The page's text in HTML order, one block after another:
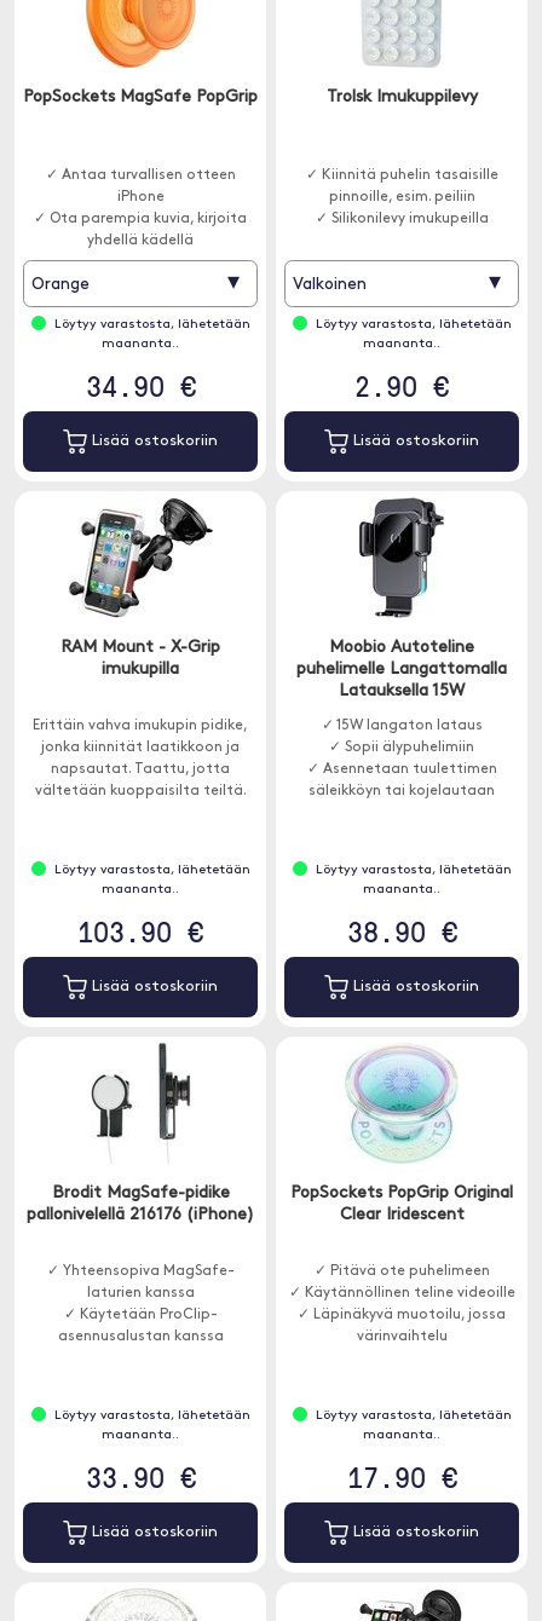
PopSockets MagSafe PopGrip
✓ Antaa turvallisen otteen
iPhone
✓ Ota parempia kuvia, kirjoita
yhdellä kädellä
Orange ▾
Löytyy varastosta, lähetetään
maananta..
34.90 €
Lisää ostoskoriin
Trolsk Imukuppilevy
✓ Kiinnitä puhelin tasaisille
pinnoille, esim. peiliin
✓ Silikonilevy imukupeilla
Valkoinen ▾
Löytyy varastosta, lähetetään
maananta..
2.90 €
Lisää ostoskoriin
RAM Mount - X-Grip
imukupilla
Erittäin vahva imukupin pidike,
jonka kiinnität laatikkoon ja
napsautat. Taattu, jotta
vältetään kuoppaisilta teiltä.
Löytyy varastosta, lähetetään
maananta..
103.90 €
Lisää ostoskoriin
Moobio Autoteline
puhelimelle Langattomalla
Latauksella 15W
✓ 15W langaton lataus
✓ Sopii älypuhelimiin
✓ Asennetaan tuulettimen
säleikköyn tai kojelautaan
Löytyy varastosta, lähetetään
maananta..
38.90 €
Lisää ostoskoriin
Brodit MagSafe-pidike
pallonivelellä 216176 (iPhone)
✓ Yhteensopiva MagSafe-
laturien kanssa
✓ Käytetään ProClip-
asennusalustan kanssa
Löytyy varastosta, lähetetään
maananta..
33.90 €
Lisää ostoskoriin
PopSockets PopGrip Original
Clear Iridescent
✓ Pitävä ote puhelimeen
✓ Käytännöllinen teline videoille
✓ Läpinäkyvä muotoilu, jossa
värinvaihtelu
Löytyy varastosta, lähetetään
maananta..
17.90 €
Lisää ostoskoriin